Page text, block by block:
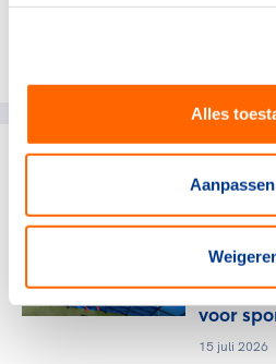
Alles
Aanpassen
gerelateerde artikelen
NOC*NSF
Verlos
voor
15 juli 2026